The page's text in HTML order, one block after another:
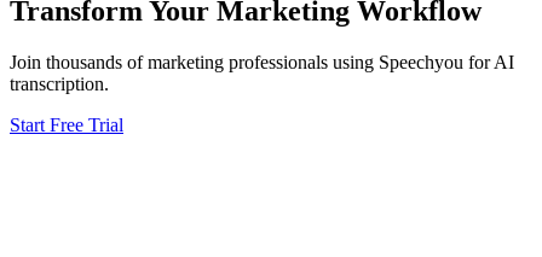
Transform Your Marketing Workflow
Join thousands ofmarketing professionals using Speechyou for AI
transcription.
Start Free Trial